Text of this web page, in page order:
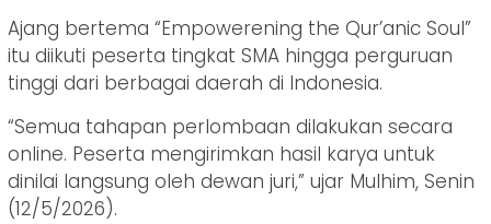
Ajang bertema “Empowerening the Qur’anic Soul”
itu diikuti peserta tingkat SMA hingga perguruan
tinggi dari berbagai daerah di Indonesia.
“Semua tahapan perlombaan dilakukan secara
online. Peserta mengirimkan hasil karya untuk
dinilai langsung oleh dewan juri,” ujar Mulhim, Senin
(12/5/2026).